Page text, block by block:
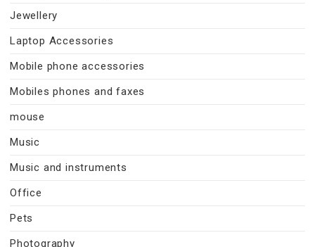
Jewellery
Laptop Accessories
Mobile phone accessories
Mobiles phones and faxes
mouse
Music
Music and instruments
Office
Pets
Photography